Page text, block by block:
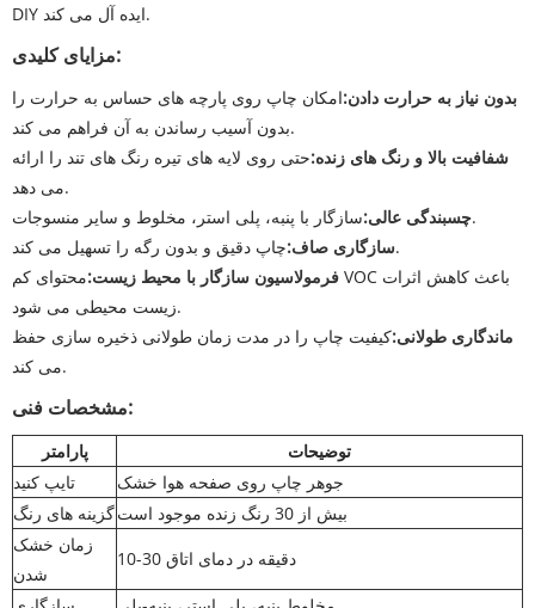
DIY ایده آل می کند.
مزایای کلیدی:
بدون نیاز به حرارت دادن:امکان چاپ روی پارچه های حساس به حرارت را
بدون آسیب رساندن به آن فراهم می کند.
شفافیت بالا و رنگ های زنده:حتی روی لایه های تیره رنگ های تند را ارائه
می دهد.
چسبندگی عالی:سازگار با پنبه، پلی استر، مخلوط و سایر منسوجات.
سازگاری صاف:چاپ دقیق و بدون رگه را تسهیل می کند.
فرمولاسیون سازگار با محیط زیست:محتوای کم VOC باعث کاهش اثرات
زیست محیطی می شود.
ماندگاری طولانی:کیفیت چاپ را در مدت زمان طولانی ذخیره سازی حفظ
می کند.
مشخصات فنی:
پارامتر
توضیحات
تایپ کنید
جوهر چاپ روی صفحه هوا خشک
گزینه های رنگ
بیش از 30 رنگ زنده موجود است
زمان خشک
شدن
10-30 دقیقه در دمای اتاق